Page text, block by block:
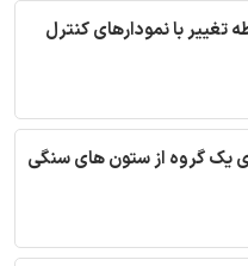
با نمودارهای کنترل
یک گروه از ستون های سنگی